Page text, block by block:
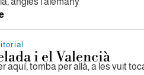
i el Valencià
aquí, tomba per allà, a les vuit